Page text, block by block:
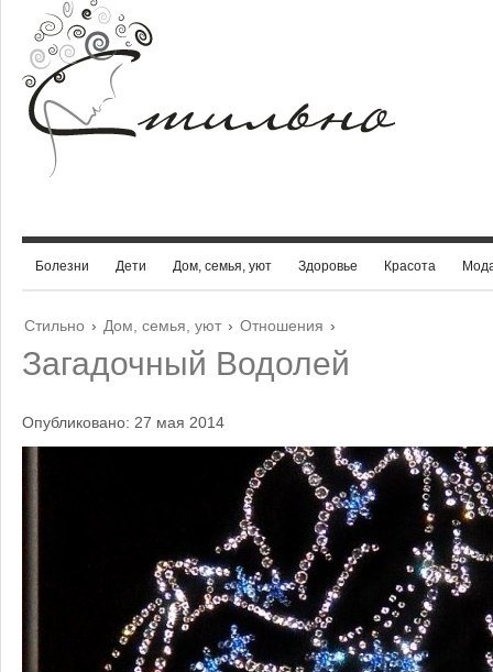
Болезни Дети Дом, семья, уют Здоровье Красота
Стильно › Дом, семья, уют › Отношения ›
Загадочный Водолей
Опубликовано: 27 мая 2014